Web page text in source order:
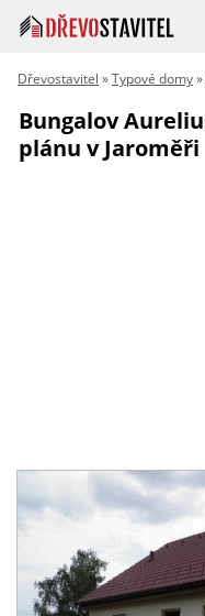
Dřevostavitel »Typové domy»
Bungalov
plánu v Jaroměři